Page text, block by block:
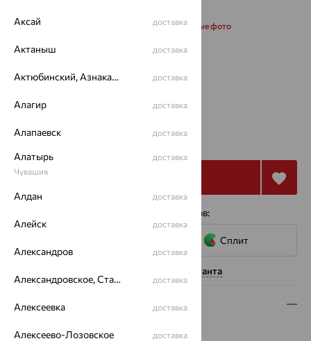
Запросить дополнительные фото
от 27 831 92 771
с помощью сервисов:
Сплит
Нужна помощь консультанта
Описание
Вид изделия:
Аксай доставка
Актаныш доставка
Актюбинский, Азнакаевский район доставка
Алагир доставка
Алапаевск доставка
Алатырь
Чувашия
доставка
Алдан доставка
Алейск доставка
Александров доставка
Александровское, Ставропольский край доставка
Алексеевка доставка
Алексеево-Лозовское доставка